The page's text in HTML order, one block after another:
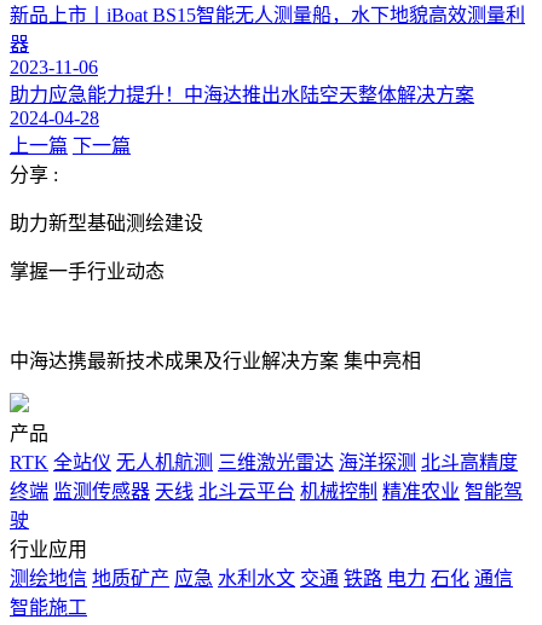
新品上市丨iBoat BS15智能无人测量船，水下地貌高效测量利
器
2023-11-06
助力应急能力提升！中海达推出水陆空天整体解决方案
2024-04-28
上一篇 下一篇
分享 :
助力新型基础测绘建设
掌握一手行业动态
中海达携最新技术成果及行业解决方案 集中亮相
产品
RTK 全站仪 无人机航测 三维激光雷达 海洋探测 北斗高精度
终端 监测传感器 天线 北斗云平台 机械控制 精准农业 智能驾
驶
行业应用
测绘地信 地质矿产 应急 水利水文 交通 铁路 电力 石化 通信
智能施工